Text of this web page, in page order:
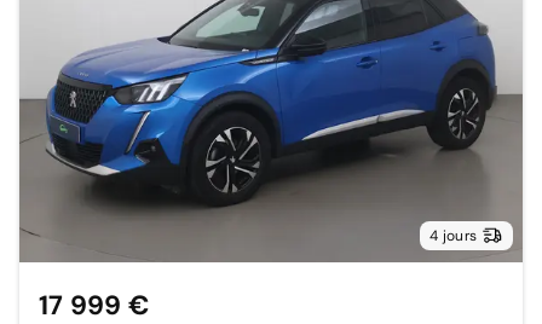
4 jours
17 999 €